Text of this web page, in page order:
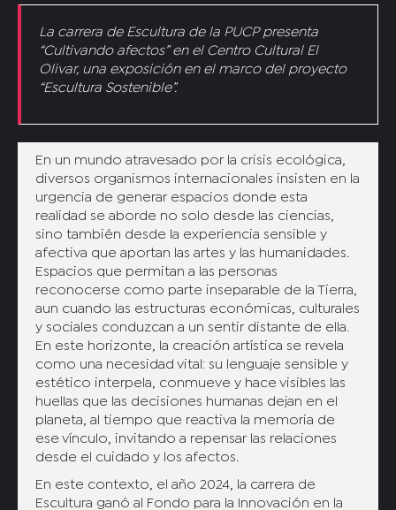
La carrera de Escultura de la PUCP presenta
“Cultivando afectos” en el Centro Cultural El
Olivar, una exposición en el marco del proyecto
“Escultura Sostenible”.
En un mundo atravesado por la crisis ecológica,
diversos organismos internacionales insisten en la
urgencia de generar espacios donde esta
realidad se aborde no solo desde las ciencias,
sino también desde la experiencia sensible y
afectiva que aportan las artes y las humanidades.
Espacios que permitan a las personas
reconocerse como parte inseparable de la Tierra,
aun cuando las estructuras económicas, culturales
y sociales conduzcan a un sentir distante de ella.
En este horizonte, la creación artística se revela
como una necesidad vital: su lenguaje sensible y
estético interpela, conmueve y hace visibles las
huellas que las decisiones humanas dejan en el
planeta, al tiempo que reactiva la memoria de
ese vínculo, invitando a repensar las relaciones
desde el cuidado y los afectos.
En este contexto, el año 2024, la carrera de
Escultura ganó al Fondo para la Innovación en la